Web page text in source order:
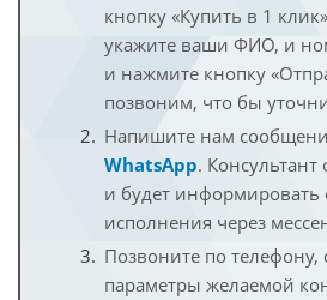
кнопку «Купить в 1
укажите ваши ФИО, и
и нажмите кнопку
позвоним, что бы
Напишите нам
WhatsApp. Консультант
и будет информировать
исполнения через
Позвоните по телефону,
параметры желаемой